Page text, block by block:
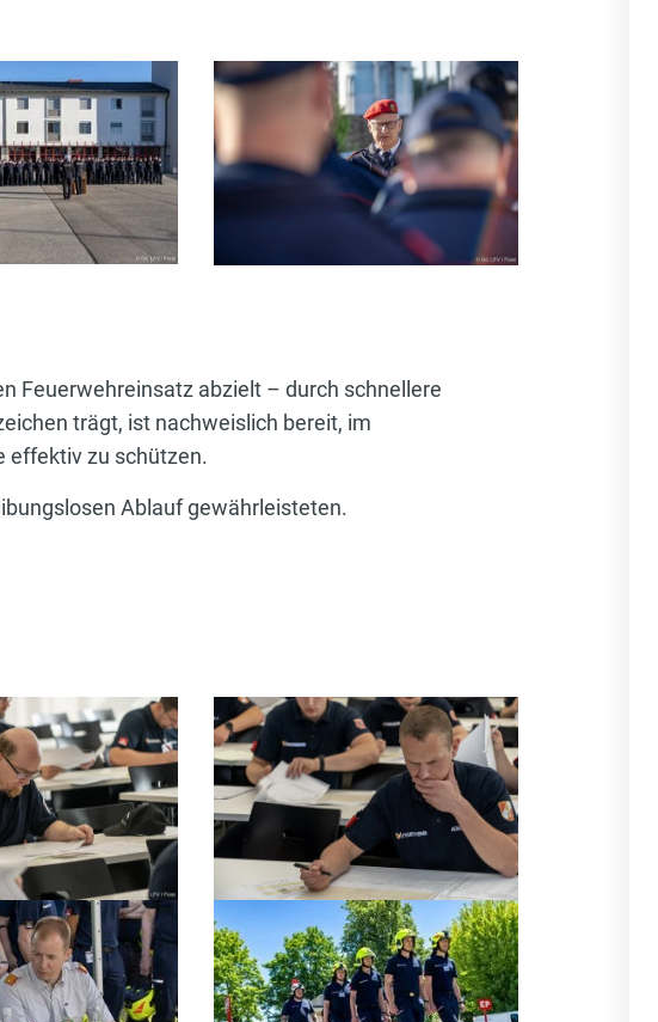
Feuerwehreinsatz abzielt – durch schnellere
trägt, ist nachweislich bereit, im
effektiv zu schützen.
Ablauf gewährleisteten.